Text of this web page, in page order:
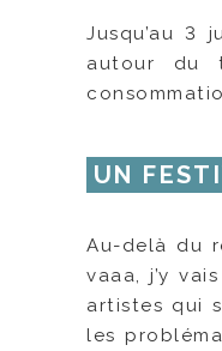
Jusqu’au 3
autour du
UN
Au-delà du
vaaa, j’y
artistes qui
les